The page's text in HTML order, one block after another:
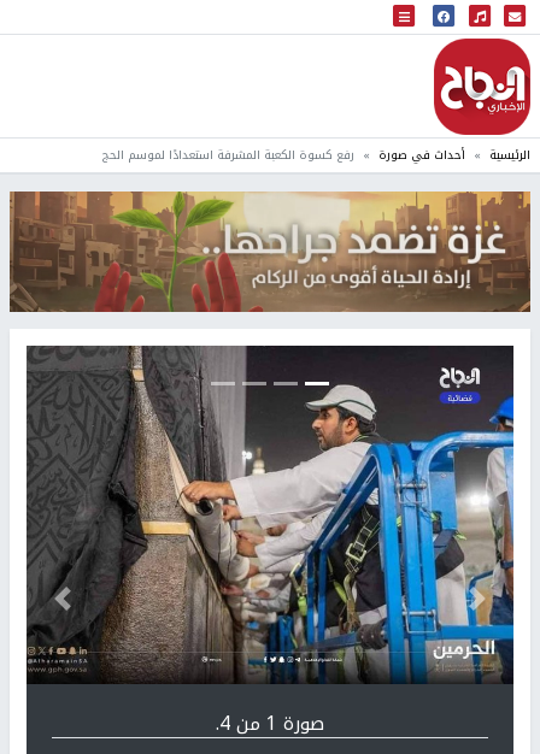
البث المباشر
إذاعة النجاح
الرئيسية أحداث في صورة رفع ⁧كسوة الكعبة المشرفة⁩ استعدادًا لموسم الحج
صورة 1 من 4.
Previous التالي